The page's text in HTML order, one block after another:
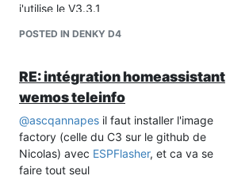
j'utilise le V3.3.1
qui marche à tous les coups
POSTED IN DENKY D4
RE: intégration homeassistant
wemos teleinfo
@ascqannapes il faut installer l'image
factory (celle du C3 sur le github de
Nicolas) avec ESPFlasher, et ca va se
faire tout seul